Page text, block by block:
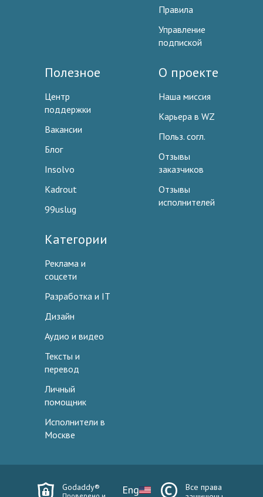
Правила
Управление
подпиской
Полезное
Центр
поддержки
Вакансии
Блог
Insolvo
Kadrout
99uslug
О проекте
Наша миссия
Карьера в WZ
Польз. согл.
Отзывы
заказчиков
Отзывы
исполнителей
Категории
Реклама и
соцсети
Разработка и IT
Дизайн
Аудио и видео
Тексты и
перевод
Личный
помощник
Исполнители в
Москве
Godaddy® Eng
Все права